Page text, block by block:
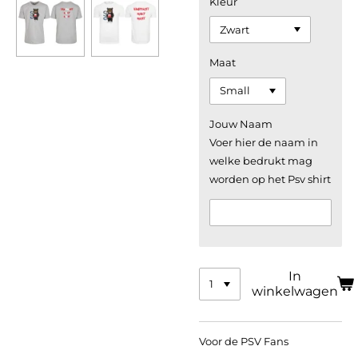
Maat
Jouw Naam
Voer hier de naam in
welke bedrukt mag
worden op het Psv shirt
In
winkelwagen
Voor de PSV Fans